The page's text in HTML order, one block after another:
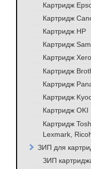
Картридж
Картридж
Картридж HP
Картридж
Картридж
Картридж
Картридж
Картридж
Картридж OKI
Картридж
Lexmark,
ЗИП для
ЗИП